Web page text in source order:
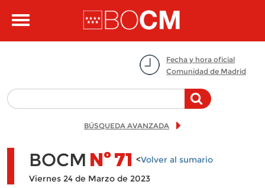
Toggle
Fecha y hora oficial
Comunidad de Madrid
BÚSQUEDA AVANZADA
BOCM Nº71 <Volver al sumario
Viernes 24 de Marzo de 2023